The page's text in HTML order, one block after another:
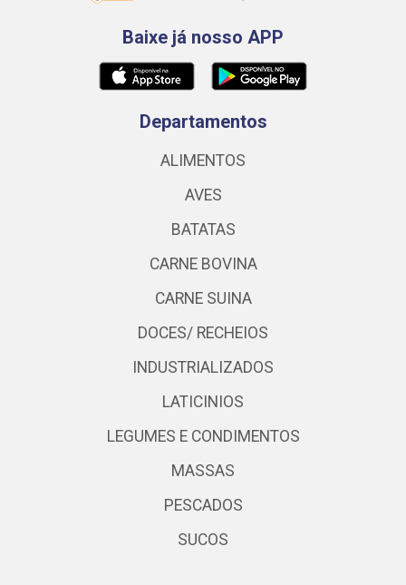
Baixe já nosso APP
Departamentos
ALIMENTOS
AVES
BATATAS
CARNE BOVINA
CARNE SUINA
DOCES/ RECHEIOS
INDUSTRIALIZADOS
LATICINIOS
LEGUMES E CONDIMENTOS
MASSAS
PESCADOS
SUCOS